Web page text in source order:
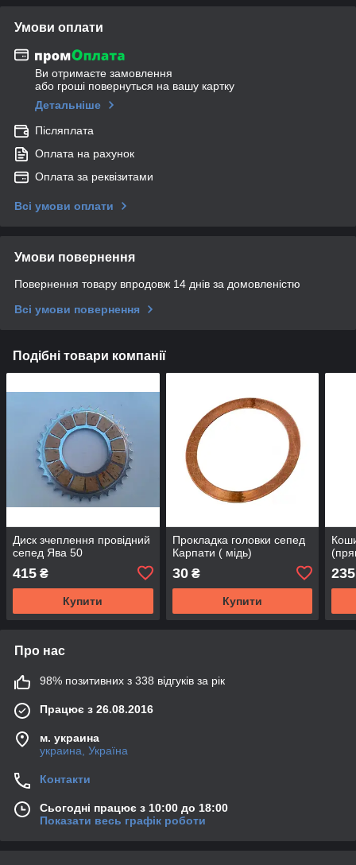
Умови оплати
Ви отримаєте замовлення
або гроші повернуться на вашу картку
Детальніше
Післяплата
Оплата на рахунок
Оплата за реквізитами
Всі умови оплати
Умови повернення
Повернення товару впродовж 14 днів за домовленістю
Всі умови повернення
Подібні товари компанії
Диск зчеплення провідний
сепед Ява 50
415 ₴
Купити
Прокладка головки сепед
Карпати ( мідь)
30₴
Купити
235
Про нас
98% позитивних з 338 відгуків за рік
Працює з 26.08.2016
м. украина
украина, Україна
Контакти
Сьогодні працює з 10:00 до 18:00
Показати весь графік роботи